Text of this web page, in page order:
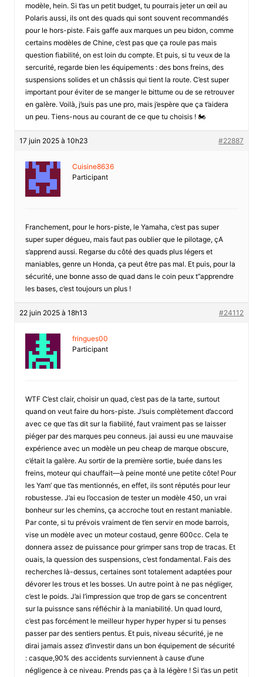
modèle, hein. Si t’as un petit budget, tu pourrais jeter un œil au
Polaris aussi, ils ont des quads qui sont souvent recommandés
pour le hors-piste. Fais gaffe aux marques un peu bidon, comme
certains modèles de Chine, c’est pas que ça roule pas mais
question fiabilité, on est loin du compte. Et puis, si tu veux de la
sercurité, regarde bien les équipements : des bons freins, des
suspensions solides et un châssis qui tient la route. C’est super
important pour éviter de se manger le bittume ou de se retrouver
en galère. Voilà, j’suis pas une pro, mais j’espère que ça t’aidera
un peu. Tiens-nous au courant de ce que tu choisis ! 🏍️
17 juin 2025 à 10h23 #22887
Cuisine8636
Participant
Franchement, pour le hors-piste, le Yamaha, c’est pas super
super super dégueu, mais faut pas oublier que le pilotage, çA
s’apprend aussi. Regarse du côté des quads plus légers et
maniables, genre un Honda, ça peut être pas mal. Et puis, pour la
sécurité, une bonne asso de quad dans le coin peux t”apprendre
les bases, c’est toujours un plus !
22 juin 2025 à 18h13 #24112
fringues00
Participant
WTF C’est clair, choisir un quad, c’est pas de la tarte, surtout
quand on veut faire du hors-piste. J’suis complètement d’accord
avec ce que t’as dit sur la fiabilité, faut vraiment pas se laisser
piéger par des marques peu conneus. jai aussi eu une mauvaise
expérience avec un modèle un peu cheap de marque obscure,
c’était la galère. Au sortir de la première sortie, buée dans les
freins, moteur qui chauffait—à peine monté une petite côte! Pour
les Yam’ que t’as mentionnés, en effet, ils sont réputés pour leur
robustesse. J’ai eu l’occasion de tester un modèle 450, un vrai
bonheur sur les chemins, ça accroche tout en restant maniable.
Par conte, si tu prévois vraiment de t’en servir en mode barrois,
vise un modèle avec un moteur costaud, genre 600cc. Cela te
donnera assez de puissance pour grimper sans trop de tracas. Et
ouais, la quession des suspensions, c’est fondamental. Fais des
recherches là-dessus, certaines sont totalement adaptées pour
dévorer les trous et les bosses. Un autre point à ne pas négliger,
c’est le poids. J’ai l’impression que trop de gars se concentrent
sur la puissnce sans réfléchir à la maniabilité. Un quad lourd,
c’est pas forcément le meilleur hyper hyper hyper si tu penses
passer par des sentiers pentus. Et puis, niveau sécurité, je ne
dirai jamais assez d’investir dans un bon équipement de sécurité
: casque,90% des accidents surviennent à cause d’une
négligence à ce niveau. Prends pas ça à la légère ! Si t’as un petit